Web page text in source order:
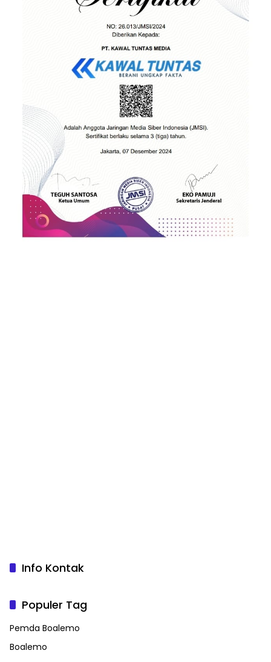
Info Kontak
Populer Tag
Pemda Boalemo
Boalemo